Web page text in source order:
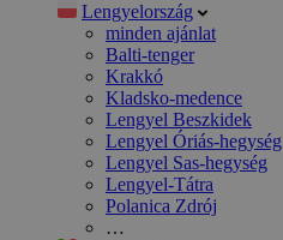
Lengyelország
minden ajánlat
Balti-tenger
Krakkó
Kladsko-medence
Lengyel Beszkidek
Lengyel Óriás-hegység
Lengyel Sas-hegység
Lengyel-Tátra
Polanica Zdrój
…